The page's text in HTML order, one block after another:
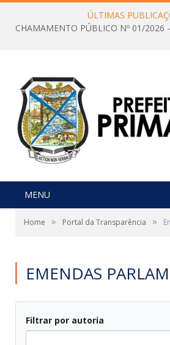
ÚLTIMAS
MENU
Home » Portal da Transparência »
EMENDAS
Filtrar por autoria